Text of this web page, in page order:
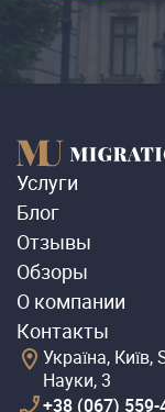
Услуги
Блог
Отзывы
Обзоры
О компании
Контакты
Україна, Київ,
Науки, 3
+38 (067) 559-